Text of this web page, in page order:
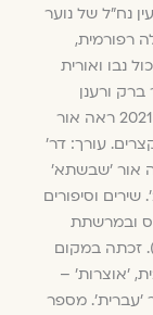
נח"ל של נוער
רפורמית,
נבו ואורית
ורענן
זוכת פרס אלמוג לשנת 2019. בשנת 2021 ראה אור
עורך: דר'
הוצאת 'אוריון'. בשנת 2022 ראה אור 'שבשתא'
. שירים וסיפורים
ובמרשתת
זכתה במקום
'אוצרות' –
'עברית'. מספר